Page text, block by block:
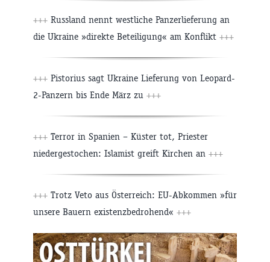
+++ Russland nennt westliche Panzerlieferung an
die Ukraine »direkte Beteiligung« am Konflikt +++
+++ Pistorius sagt Ukraine Lieferung von Leopard-
2-Panzern bis Ende März zu +++
+++ Terror in Spanien – Küster tot, Priester
niedergestochen: Islamist greift Kirchen an +++
+++ Trotz Veto aus Österreich: EU-Abkommen »für
unsere Bauern existenzbedrohend« +++